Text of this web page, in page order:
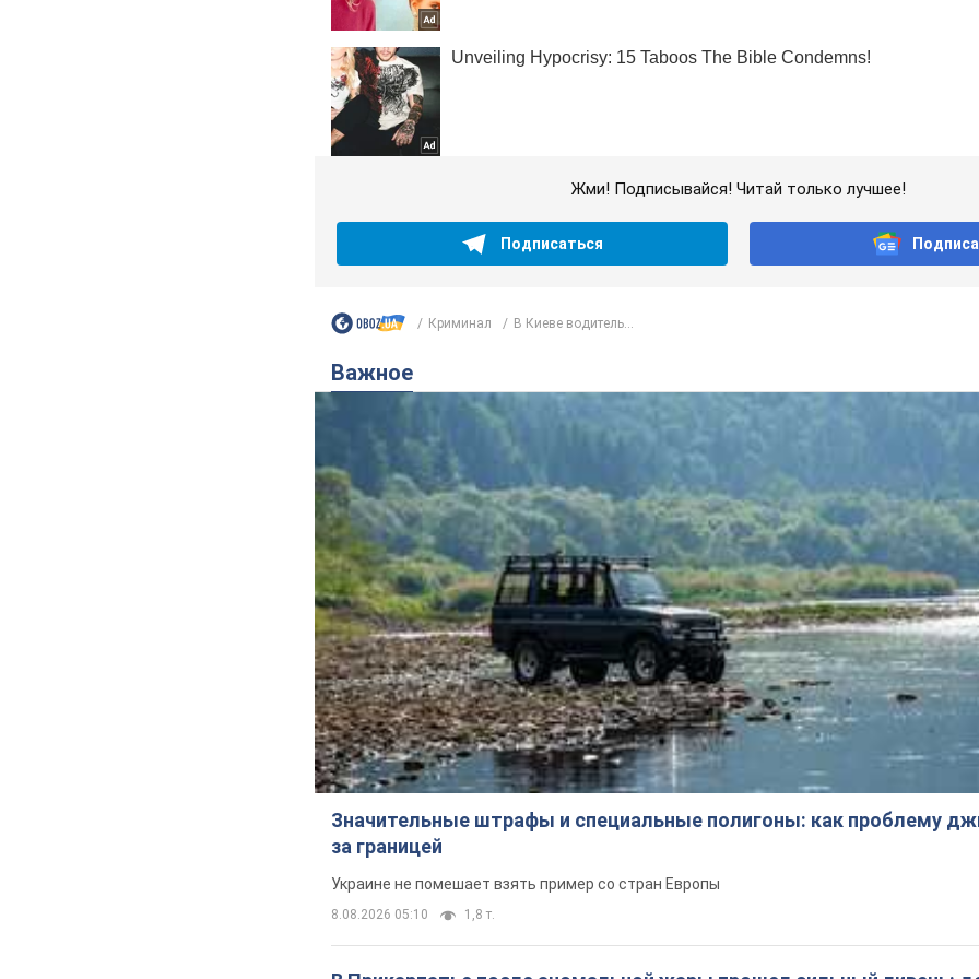
Жми! Подписывайся! Читай только лучшее!
Подписаться
Криминал В Киеве водитель...
Важное
Значительные штрафы и специальные полигоны: как проблему
за границей
Украине не помешает взять пример со стран Европы
8.08.2026 05:10 1,8 т.